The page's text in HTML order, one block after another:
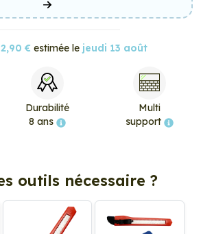
2,90 € estimée le jeudi 13 août
Durabilité
8 ans
Multi
support
outils nécessaire ?